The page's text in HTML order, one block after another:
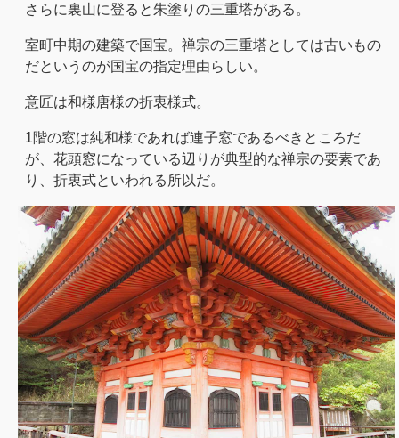
さらに裏山に登ると朱塗りの三重塔がある。
室町中期の建築で国宝。禅宗の三重塔としては古いもの
だというのが国宝の指定理由らしい。
意匠は和様唐様の折衷様式。
1階の窓は純和様であれば連子窓であるべきところだ
が、花頭窓になっている辺りが典型的な禅宗の要素であ
り、折衷式といわれる所以だ。